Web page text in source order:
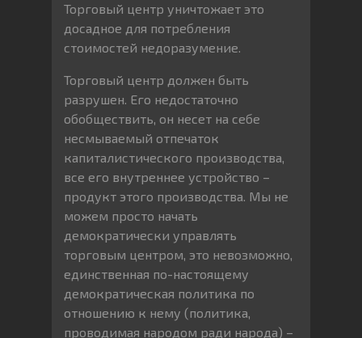
Торговый центр уничтожает это
досадное для потребления
стоимостей недоразумение.
Торговый центр должен быть
разрушен. Его недостаточно
обобществить, он несет на себе
несмываемый отпечаток
капиталистического производства,
все его внутреннее устройство –
продукт этого производства. Мы не
можем просто начать
демократически управлять
торговым центром, это невозможно,
единственная по-настоящему
демократическая политика по
отношению к нему (политика,
проводимая народом ради народа) –